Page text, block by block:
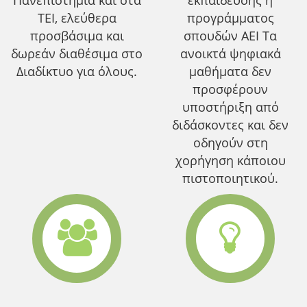
ΤΕΙ, ελεύθερα
προσβάσιμα και
δωρεάν διαθέσιμα στο
Διαδίκτυο για όλους.
προγράμματος
σπουδών ΑΕΙ Τα
ανοικτά ψηφιακά
μαθήματα δεν
προσφέρουν
υποστήριξη από
διδάσκοντες και δεν
οδηγούν στη
χορήγηση κάποιου
πιστοποιητικού.